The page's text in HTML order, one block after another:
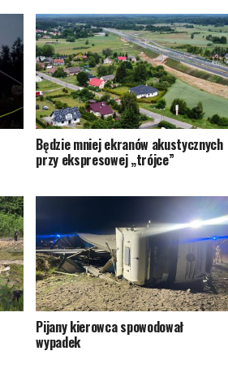
Będzie mniej ekranów akustycznych
przy ekspresowej „trójce”
Pijany kierowca spowodował
wypadek